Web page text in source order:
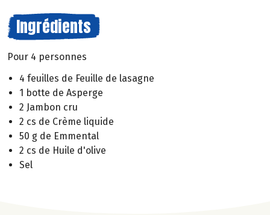
Ingrédients
Pour 4 personnes
4 feuilles de Feuille de lasagne
1 botte de Asperge
2 Jambon cru
2 cs de Crème liquide
50 g de Emmental
2 cs de Huile d'olive
Sel